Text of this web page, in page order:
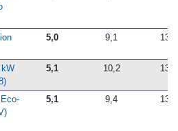
5,0 9,1 13,7
5,1 10,2 13,2
5,1 9,4 13,7